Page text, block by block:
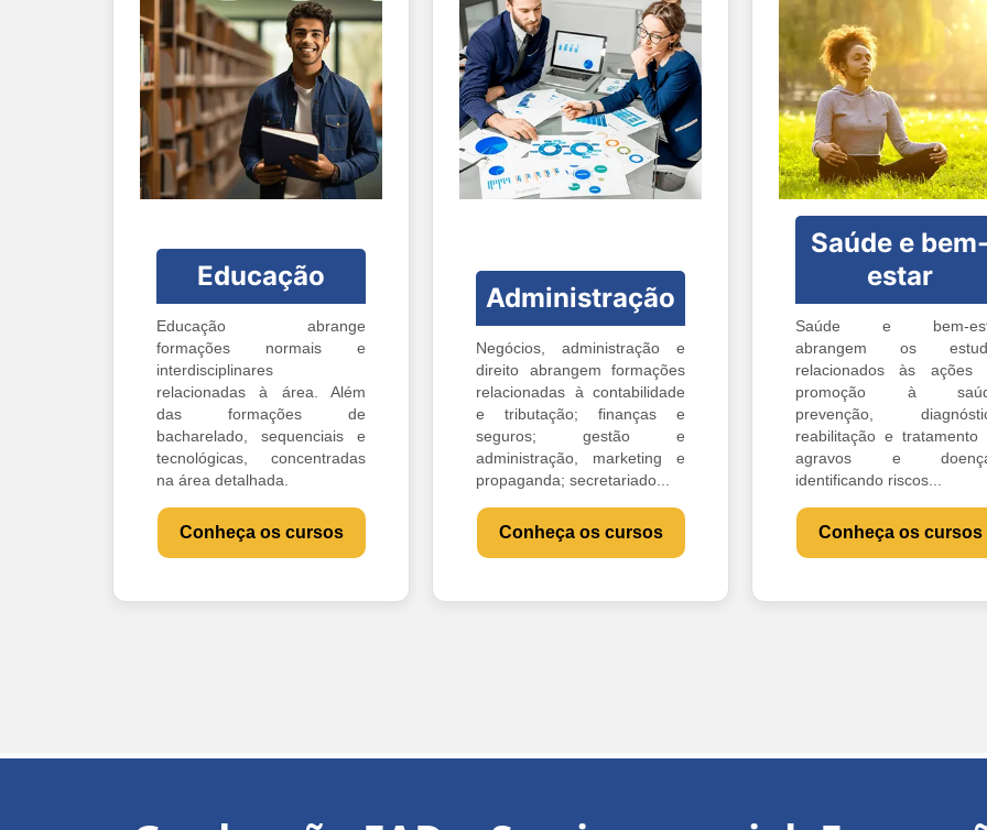
Educação
Educação abrange
formações normais e
interdisciplinares
relacionadas à área. Além
das formações de
bacharelado, sequenciais e
tecnológicas, concentradas
na área detalhada.
Conheça os cursos
Administração
Negócios, administração e
direito abrangem formações
relacionadas à contabilidade
e tributação; finanças e
seguros; gestão e
administração, marketing e
propaganda; secretariado...
Conheça os cursos
Saúde e bem-
estar
Saúde e bem-
abrangem os
relacionados às ações
promoção à
prevenção,
reabilitação e tratamento
agravos e
identificando riscos...
Conheça os cursos